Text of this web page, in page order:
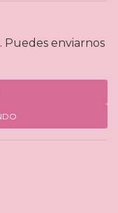
Puedes enviarnos